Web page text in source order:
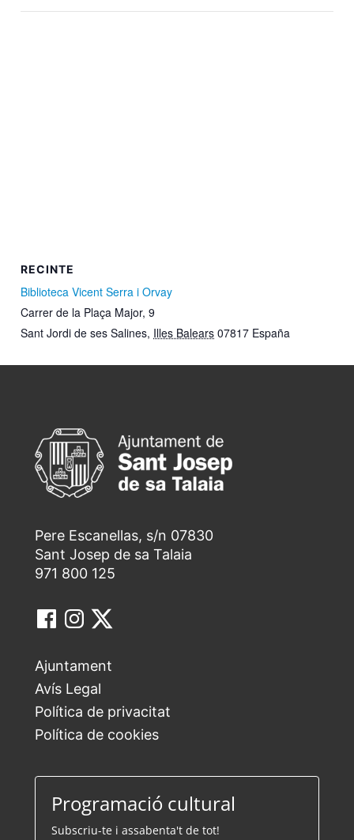
RECINTE
Biblioteca Vicent Serra i Orvay
Carrer de la Plaça Major, 9
Sant Jordi de ses Salines, Illes Balears 07817 España
Pere Escanellas, s/n 07830
Sant Josep de sa Talaia
971 800 125
Ajuntament
Avís Legal
Política de privacitat
Política de cookies
Programació cultural
Subscriu-te i assabenta't de tot!